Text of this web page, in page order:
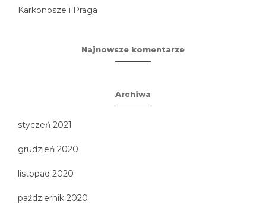
Karkonosze i Praga
Najnowsze komentarze
Archiwa
styczeń 2021
grudzień 2020
listopad 2020
październik 2020